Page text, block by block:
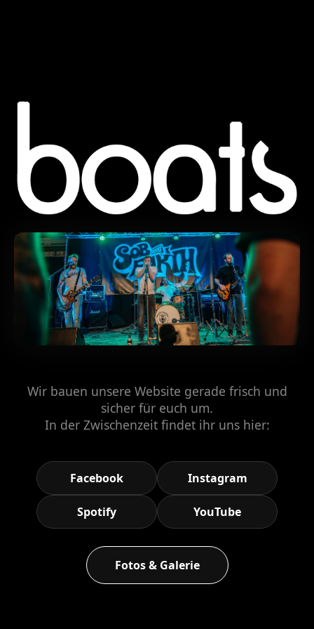
Wir bauen unsere Website gerade frisch und
sicher für euch um.
In der Zwischenzeit findet ihr uns hier:
Facebook Instagram
Spotify YouTube
Fotos & Galerie